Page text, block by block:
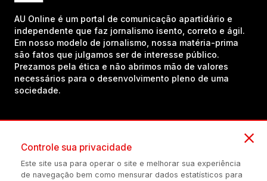
AU Online é um portal de comunicação apartidário e
independente que faz jornalismo isento, correto e ágil.
Em nosso modelo de jornalismo, nossa matéria-prima
são fatos que julgamos ser de interesse público.
Prezamos pela ética e não abrimos mão de valores
necessários para o desenvolvimento pleno de uma
sociedade.
(54) 98434-8385
Controle sua privacidade
Este site usa para operar o site e melhorar sua experiência
de navegação bem como mensurar dados estatísticos para